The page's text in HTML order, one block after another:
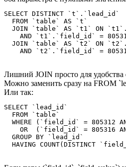
SELECT DISTINCT `t`.`lead_id`
  FROM `table` AS `t`
JOIN `table` AS `t1` ON
AND `t1`.`field_id` =
JOIN `table` AS `t2` ON
AND `t2`.`field_id` =
Лишний JOIN просто для удобства
Можно заменить сразу на FROM
Или так:
SELECT `lead_id`
  FROM `table`
WHERE (`field_id` = 805312
OR  (`field_id` = 805316
  GROUP BY `lead_id`
HAVING COUNT(DISTINCT